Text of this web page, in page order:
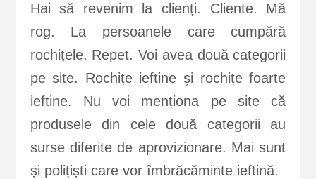
Hai să revenim la clienți. Cliente. Mă
rog. La persoanele care cumpără
rochițele. Repet. Voi avea două categorii
pe site. Rochițe ieftine și rochițe foarte
ieftine. Nu voi menționa pe site că
produsele din cele două categorii au
surse diferite de aprovizionare. Mai sunt
și polițiști care vor îmbrăcăminte ieftină.